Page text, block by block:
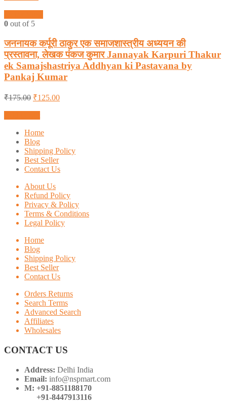
0 out of 5
जननायक कर्पूरी ठाकुर एक समाजशास्त्रीय अध्ययन की
प्रस्तावना, लेखक पंकज कुमार Jannayak Karpuri Thakur
ek Samajshastriya Addhyan ki Pastavana by
Pankaj Kumar
₹175.00 ₹125.00
Home
Blog
Shipping Policy
Best Seller
Contact Us
About Us
Refund Policy
Privacy & Policy
Terms & Conditions
Legal Policy
Home
Blog
Shipping Policy
Best Seller
Contact Us
Orders Returns
Search Terms
Advanced Search
Affiliates
Wholesales
CONTACT US
Address: Delhi India
Email: info@nspmart.com
M: +91-8851188170
+91-8447913116